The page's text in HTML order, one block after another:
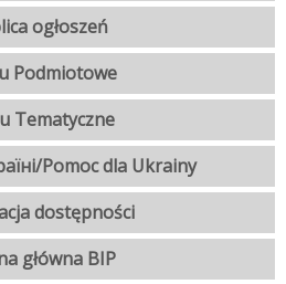
ogłoszeń
Podmiotowe
Tematyczne
Pomoc dla Ukrainy
dostępności
główna BIP